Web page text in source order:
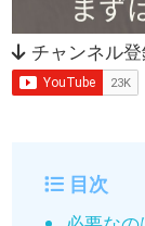
チャンネル
目次